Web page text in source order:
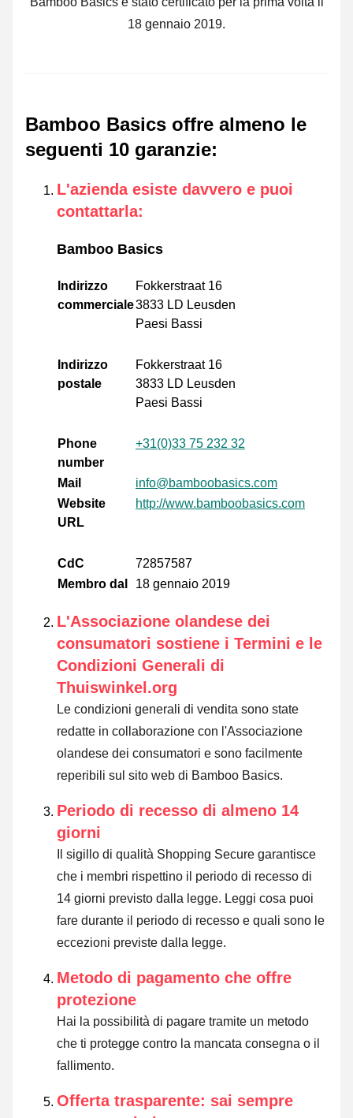
18 gennaio 2019.
Bamboo Basics offre almeno le
seguenti 10 garanzie:
L'azienda esiste davvero e puoi
contattarla:
Bamboo Basics
Indirizzo
commerciale
Fokkerstraat 16
3833 LD Leusden
Paesi Bassi
Indirizzo
postale
Fokkerstraat 16
3833 LD Leusden
Paesi Bassi
Phone
number
+31(0)33 75 232 32
Mail
info@bamboobasics.com
Website
URL
http://www.bamboobasics.com
CdC
72857587
Membro dal
18 gennaio 2019
L'Associazione olandese dei
consumatori sostiene i Termini e le
Condizioni Generali di
Thuiswinkel.org
Le condizioni generali di vendita sono state
redatte in collaborazione con l'Associazione
olandese dei consumatori e sono facilmente
reperibili sul sito web di Bamboo Basics.
Periodo di recesso di almeno 14
giorni
Il sigillo di qualità Shopping Secure garantisce
che i membri rispettino il periodo di recesso di
14 giorni previsto dalla legge. Leggi cosa puoi
fare durante il periodo di recesso e quali sono le
eccezioni previste dalla legge.
Metodo di pagamento che offre
protezione
Hai la possibilità di pagare tramite un metodo
che ti protegge contro la mancata consegna o il
fallimento.
Offerta trasparente: sai sempre